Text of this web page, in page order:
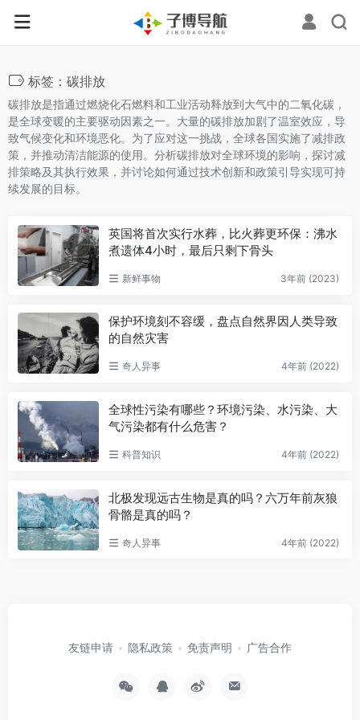
标签：碳排放
碳排放是指通过燃烧化石燃料和工业活动释放到大气中的二氧化碳，
是全球变暖的主要驱动因素之一。大量的碳排放加剧了温室效应，导
致气候变化和环境恶化。为了应对这一挑战，全球各国实施了减排政
策，并推动清洁能源的使用。分析碳排放对全球环境的影响，探讨减
排策略及其执行效果，并讨论如何通过技术创新和政策引导实现可持
续发展的目标。
英国将首次实行水葬，比火葬更环保：沸水
煮遗体4小时，最后只剩下骨头
新鲜事物 3年前 (2023)
保护环境刻不容缓，盘点自然界因人类导致
的自然灾害
奇人异事 4年前 (2022)
全球性污染有哪些？环境污染、水污染、大
气污染都有什么危害？
科普知识 4年前 (2022)
北极发现远古生物是真的吗？六万年前灰狼
骨骼是真的吗？
奇人异事 4年前 (2022)
友链申请 隐私政策 免责声明 广告合作